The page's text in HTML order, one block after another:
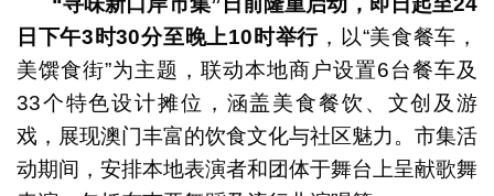
日下午3时30分至晚上10时举行 ，以“美食餐车，
美馔食街”为主题，联动本地商户设置6台餐车及
33个特色设计摊位，涵盖美食餐饮、文创及游
戏，展现澳门丰富的饮食文化与社区魅力。市集活
动期间，安排本地表演者和团体于舞台上呈献歌舞